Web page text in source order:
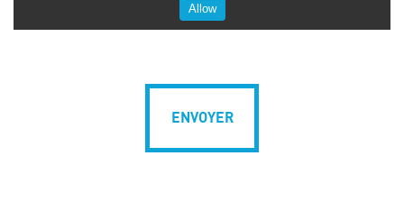
Allow